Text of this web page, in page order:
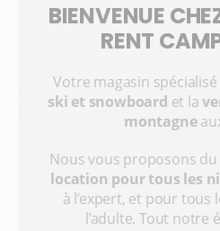
BIENVENUE
RENT
Votre magasin spécialisé
ski et snowboard et la
montagne
Nous vous proposons du
location pour tous les
à l’expert, et pour tous
l’adulte. Tout notre